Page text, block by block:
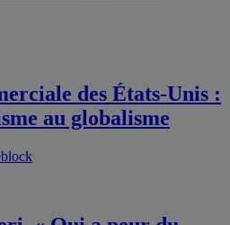
des États-Unis :
au globalisme